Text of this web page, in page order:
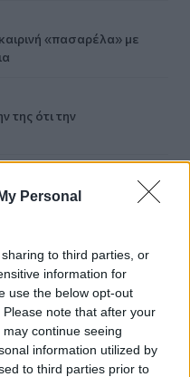
Personal
to third parties, or
information for
use the below opt-out
note that after your
continue seeing
information utilized by
to third parties prior to
«πασαρέλα» με
της ότι την
10,2 χλμ του
«Δεν μπορώ να δεχθώ
για το Antinero – «Η
πυρκαγιάς»